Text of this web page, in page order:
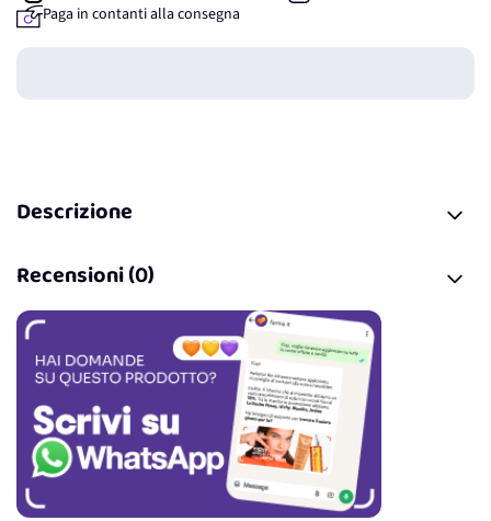
Paga in contanti alla consegna
Descrizione
Recensioni (0)